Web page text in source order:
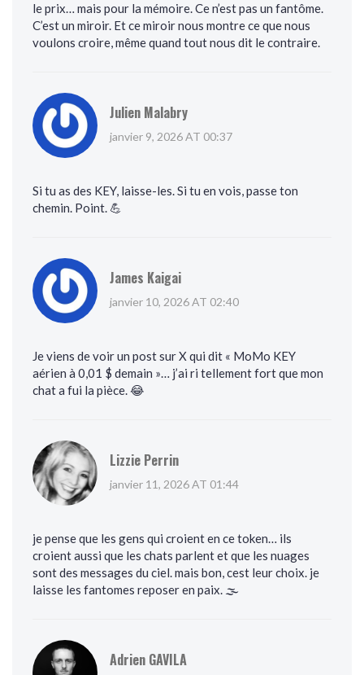
le prix… mais pour la mémoire. Ce n’est pas un fantôme.
C’est un miroir. Et ce miroir nous montre ce que nous
voulons croire, même quand tout nous dit le contraire.
Julien Malabry
janvier 9, 2026 AT 00:37
Si tu as des KEY, laisse-les. Si tu en vois, passe ton
chemin. Point. 💪
James Kaigai
janvier 10, 2026 AT 02:40
Je viens de voir un post sur X qui dit « MoMo KEY
aérien à 0,01 $ demain »… j’ai ri tellement fort que mon
chat a fui la pièce. 😂
Lizzie Perrin
janvier 11, 2026 AT 01:44
je pense que les gens qui croient en ce token… ils
croient aussi que les chats parlent et que les nuages
sont des messages du ciel. mais bon, cest leur choix. je
laisse les fantomes reposer en paix. 🌫️
Adrien GAVILA